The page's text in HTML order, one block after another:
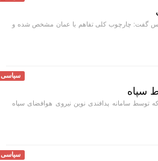
گفت: چارچوب کلی تفاهم با عمان مشخص شده و
سیاسی
سپاه
که توسط سامانه‌ پدافندی نوین نیروی هوافضای سپاه
سیاسی